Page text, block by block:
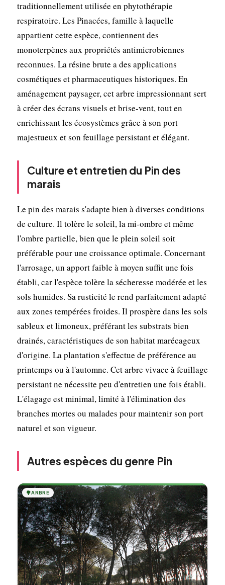
traditionnellement utilisée en phytothérapie
respiratoire. Les Pinacées, famille à laquelle
appartient cette espèce, contiennent des
monoterpènes aux propriétés antimicrobiennes
reconnues. La résine brute a des applications
cosmétiques et pharmaceutiques historiques. En
aménagement paysager, cet arbre impressionnant sert
à créer des écrans visuels et brise-vent, tout en
enrichissant les écosystèmes grâce à son port
majestueux et son feuillage persistant et élégant.
Culture et entretien du Pin des
marais
Le pin des marais s'adapte bien à diverses conditions
de culture. Il tolère le soleil, la mi-ombre et même
l'ombre partielle, bien que le plein soleil soit
préférable pour une croissance optimale. Concernant
l'arrosage, un apport faible à moyen suffit une fois
établi, car l'espèce tolère la sécheresse modérée et les
sols humides. Sa rusticité le rend parfaitement adapté
aux zones tempérées froides. Il prospère dans les sols
sableux et limoneux, préférant les substrats bien
drainés, caractéristiques de son habitat marécageux
d'origine. La plantation s'effectue de préférence au
printemps ou à l'automne. Cet arbre vivace à feuillage
persistant ne nécessite peu d'entretien une fois établi.
L'élagage est minimal, limité à l'élimination des
branches mortes ou malades pour maintenir son port
naturel et son vigueur.
Autres espèces du genre Pin
🌳ARBRE